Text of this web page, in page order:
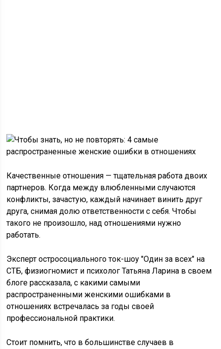
Качественные отношения — тщательная работа двоих
партнеров. Когда между влюбленными случаются
конфликты, зачастую, каждый начинает винить друг
друга, снимая долю ответственности с себя. Чтобы
такого не произошло, над отношениями нужно
работать.
Эксперт остросоциального ток-шоу "Один за всех" на
СТБ, физиогномист и психолог Татьяна Ларина в своем
блоге рассказала, с какими самыми
распространенными женскими ошибками в
отношениях встречалась за годы своей
профессиональной практики.
Стоит помнить, что в большинстве случаев в